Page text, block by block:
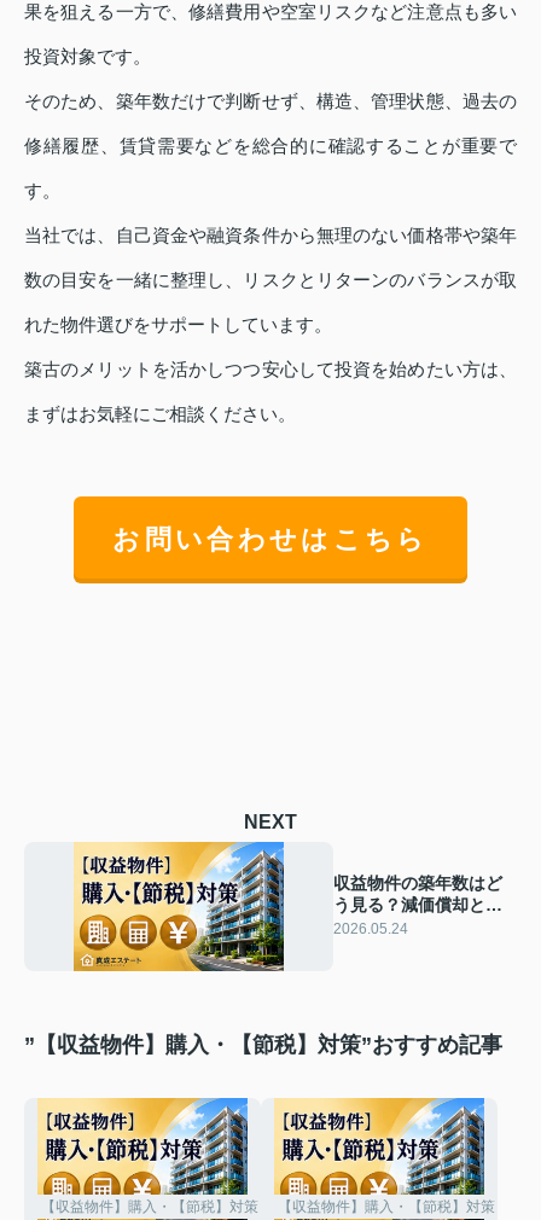
果を狙える一方で、修繕費用や空室リスクなど注意点も多い
投資対象です。
そのため、築年数だけで判断せず、構造、管理状態、過去の
修繕履歴、賃貸需要などを総合的に確認することが重要で
す。
当社では、自己資金や融資条件から無理のない価格帯や築年
数の目安を一緒に整理し、リスクとリターンのバランスが取
れた物件選びをサポートしています。
築古のメリットを活かしつつ安心して投資を始めたい方は、
まずはお気軽にご相談ください。
お問い合わせはこちら
NEXT
収益物件の築年数はど
う見る？減価償却と選
び方の基本を解説
2026.05.24
”【収益物件】購入・【節税】対策”おすすめ記事
【収益物件】購入・【節税】対策 【収益物件】購入・【節税】対策